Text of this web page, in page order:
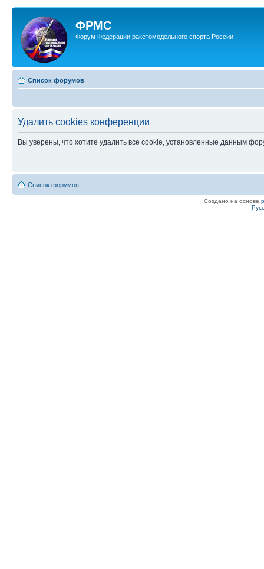
ФРМС
Форум Федерации ракетомодельного спорта России
Список форумов
Удалить cookies конференции
Вы уверены, что хотите удалить все cookie, установленные данным
Список форумов
Создано на основе